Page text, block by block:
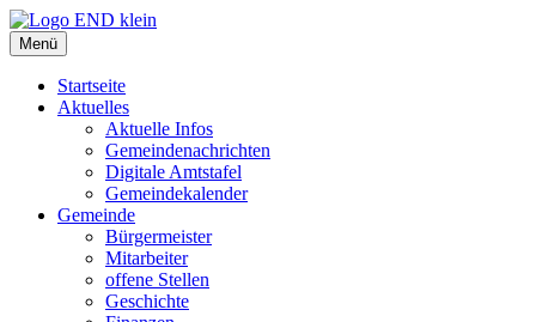
Zum
Inhalt
springen
Menü
Startseite
Aktuelles
Aktuelle Infos
Gemeindenachrichten
Digitale Amtstafel
Gemeindekalender
Gemeinde
Bürgermeister
Mitarbeiter
offene Stellen
Geschichte